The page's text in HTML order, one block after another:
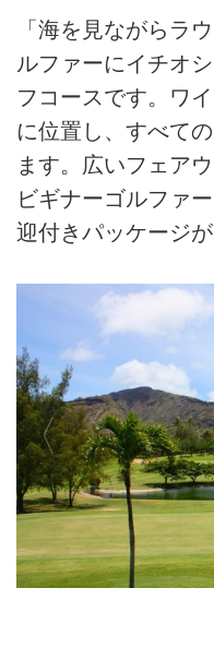
「海を見ながらラ
ルファーにイチオ
フコースです。ワ
に位置し、すべて
ます。広いフェア
ビギナーゴルファ
迎付きパッケージが